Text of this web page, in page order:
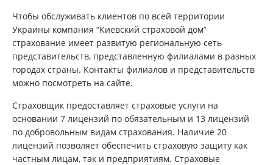
Чтобы обслуживать клиентов по всей территории
Украины компания “Киевский страховой дом”
страхование имеет развитую региональную сеть
представительств, представленную филиалами в разных
городах страны. Контакты филиалов и представительств
можно посмотреть на сайте.
Страховщик предоставляет страховые услуги на
основании 7 лицензий по обязательным и 13 лицензий
по добровольным видам страхования. Наличие 20
лицензий позволяет обеспечить страховую защиту как
частным лицам, так и предприятиям. Страховые